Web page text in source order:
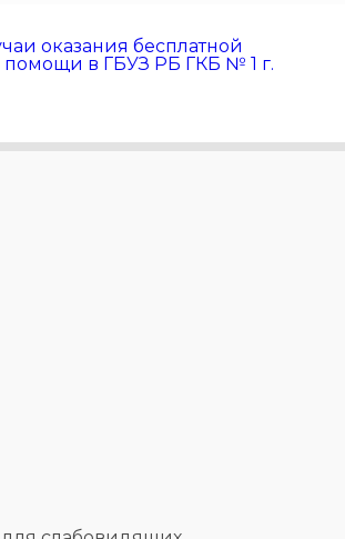
оказания бесплатной
в ГБУЗ РБ ГКБ № 1 г.